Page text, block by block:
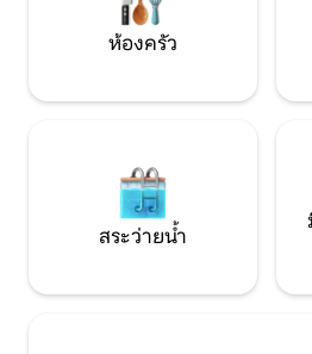
ห้องครัว
สระว่ายน้ำ